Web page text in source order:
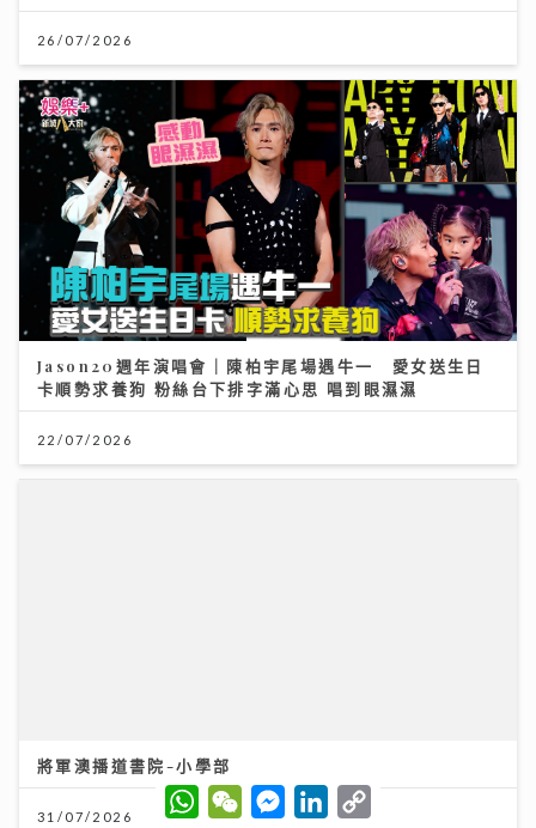
26/07/2026
Jason20週年演唱會｜陳柏宇尾場遇牛一 愛女送生日
卡順勢求養狗 粉絲台下排字滿心思 唱到眼濕濕
22/07/2026
將軍澳播道書院-小學部
31/07/2026
W
h
W
e
M
e
L
C